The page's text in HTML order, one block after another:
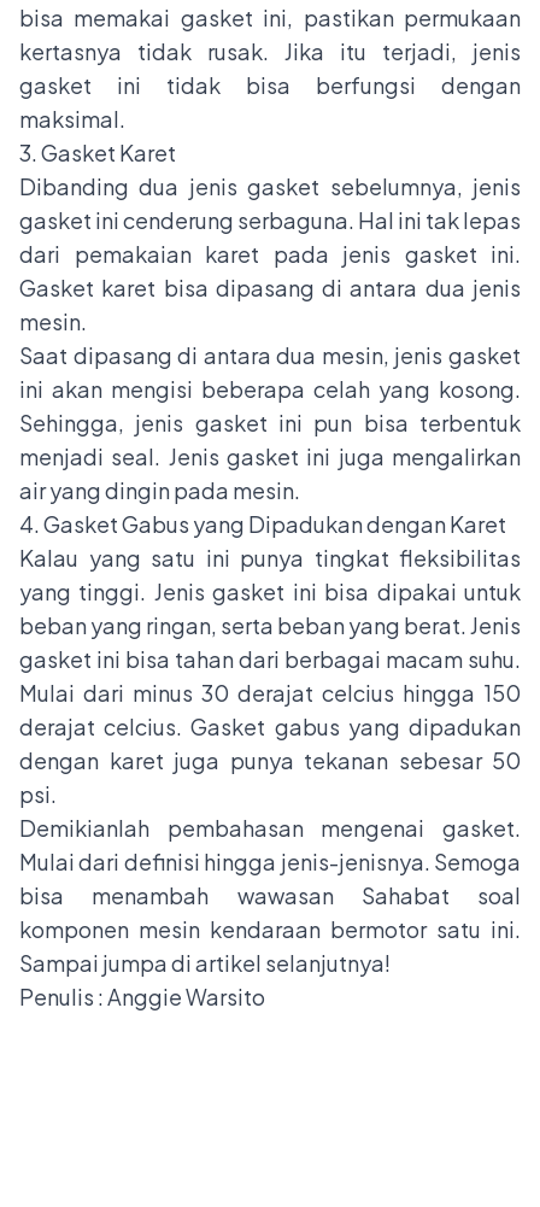
bisa memakai gasket ini, pastikan permukaan
kertasnya tidak rusak. Jika itu terjadi, jenis
gasket ini tidak bisa berfungsi dengan
maksimal.
3. Gasket Karet
Dibanding dua jenis gasket sebelumnya, jenis
gasket ini cenderung serbaguna. Hal ini tak lepas
dari pemakaian karet pada jenis gasket ini.
Gasket karet bisa dipasang di antara dua jenis
mesin.
Saat dipasang di antara dua mesin, jenis gasket
ini akan mengisi beberapa celah yang kosong.
Sehingga, jenis gasket ini pun bisa terbentuk
menjadi seal. Jenis gasket ini juga mengalirkan
air yang dingin pada mesin.
4. Gasket Gabus yang Dipadukan dengan Karet
Kalau yang satu ini punya tingkat fleksibilitas
yang tinggi. Jenis gasket ini bisa dipakai untuk
beban yang ringan, serta beban yang berat. Jenis
gasket ini bisa tahan dari berbagai macam suhu.
Mulai dari minus 30 derajat celcius hingga 150
derajat celcius. Gasket gabus yang dipadukan
dengan karet juga punya tekanan sebesar 50
psi.
Demikianlah pembahasan mengenai gasket.
Mulai dari definisi hingga jenis-jenisnya. Semoga
bisa menambah wawasan Sahabat soal
komponen mesin kendaraan bermotor satu ini.
Sampai jumpa di artikel selanjutnya!
Penulis : Anggie Warsito